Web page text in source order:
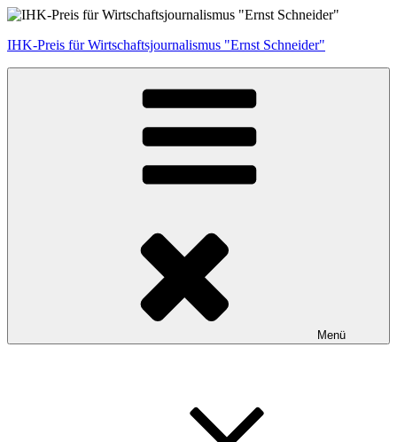
Zum
springen
IHK-Preis für Wirtschaftsjournalismus "Ernst Schneider"
Menü